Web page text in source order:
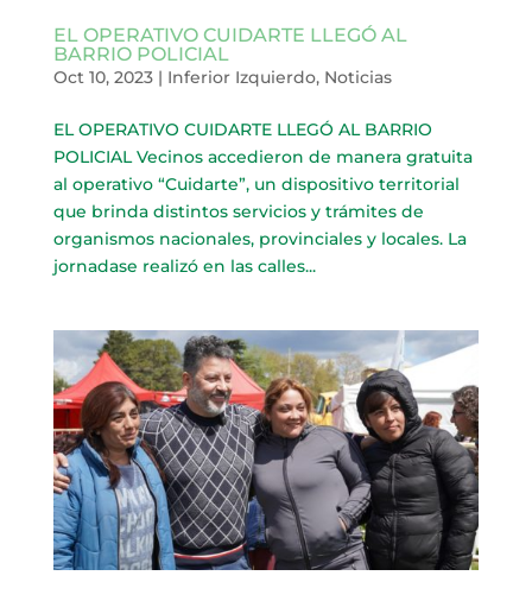
EL OPERATIVO CUIDARTE LLEGÓ AL
BARRIO POLICIAL
Oct 10, 2023| Inferior Izquierdo, Noticias
EL OPERATIVO CUIDARTE LLEGÓ AL BARRIO
POLICIAL Vecinos accedieron de manera gratuita
al operativo “Cuidarte”, un dispositivo territorial
que brinda distintos servicios y trámites de
organismos nacionales, provinciales y locales. La
jornadase realizó en las calles...